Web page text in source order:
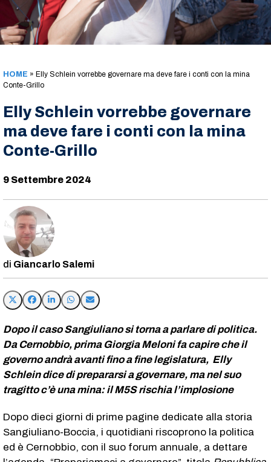
HOME » Elly Schlein vorrebbe governare ma deve fare i conti con la mina
Conte-Grillo
Elly Schlein vorrebbe governare
ma deve fare i conti con la mina
Conte-Grillo
9 Settembre 2024
Giancarlo Salemi
Dopo il caso Sangiuliano si torna a parlare di politica.
Da Cernobbio, prima Giorgia Meloni fa capire che il
governo andrà avanti fino a fine legislatura, Elly
Schlein dice di prepararsi a governare, ma nel suo
tragitto c’è una mina: il M5S rischia l’implosione
Dopo dieci giorni di prime pagine dedicate alla storia
Sangiuliano-Boccia, i quotidiani riscoprono la politica
ed è Cernobbio, con il suo forum annuale, a dettare